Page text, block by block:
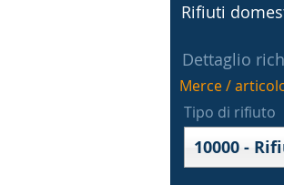
Rifiuti
Dettaglio
Merce /
Tipo di rifiuto